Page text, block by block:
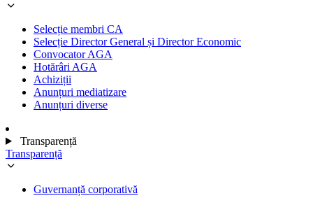
Selecție membri CA
Selecție Director General și Director Economic
Convocator AGA
Hotărâri AGA
Achiziții
Anunțuri mediatizare
Anunțuri diverse
Transparență
Transparență
Guvernanță corporativă